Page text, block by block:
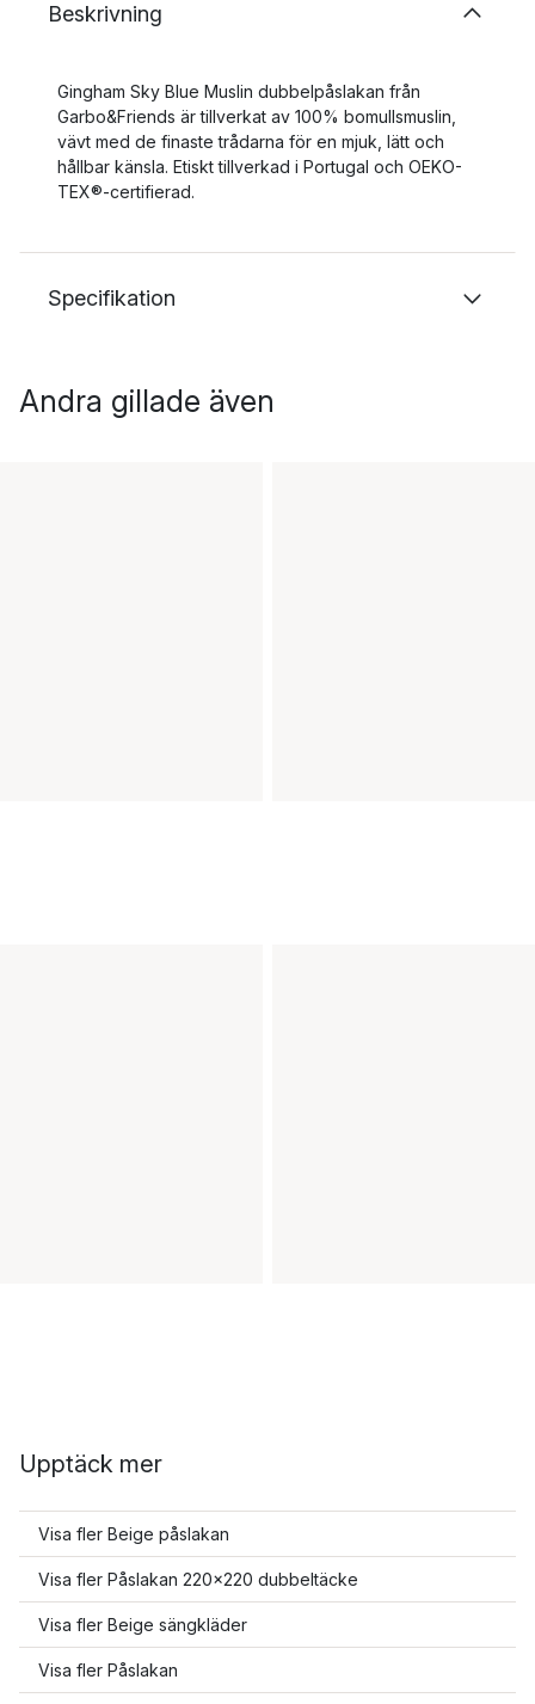
Beskrivning
Gingham Sky Blue Muslin dubbelpåslakan från
Garbo&Friends är tillverkat av 100% bomullsmuslin,
vävt med de finaste trådarna för en mjuk, lätt och
hållbar känsla. Etiskt tillverkad i Portugal och OEKO-
TEX®-certifierad.
Specifikation
Andra gillade även
Upptäck mer
Visa fler Beige påslakan
Visa fler Påslakan 220x220 dubbeltäcke
Visa fler Beige sängkläder
Visa fler Påslakan